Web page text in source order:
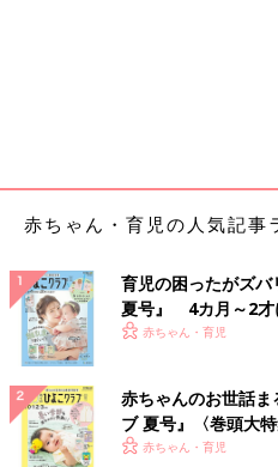
赤ちゃん・育児の人気記事
育児の困ったがズ
夏号』 4カ月～2才
いっぱい！
赤ちゃん・育児
赤ちゃんのお世話
ブ 夏号』〈巻頭大
く！ おっぱい・ミ
赤ちゃん・育児